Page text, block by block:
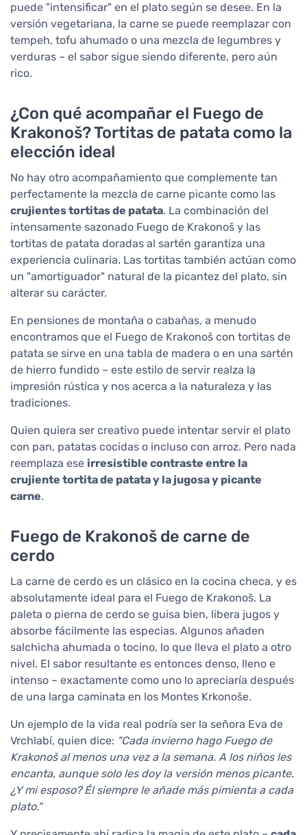
puede "intensificar" en el plato según se desee. En la
versión vegetariana, la carne se puede reemplazar con
tempeh, tofu ahumado o una mezcla de legumbres y
verduras – el sabor sigue siendo diferente, pero aún
rico.
¿Con qué acompañar el Fuego de
Krakonoš? Tortitas de patata como la
elección ideal
No hay otro acompañamiento que complemente tan
perfectamente la mezcla de carne picante como las
crujientes tortitas de patata. La combinación del
intensamente sazonado Fuego de Krakonoš y las
tortitas de patata doradas al sartén garantiza una
experiencia culinaria. Las tortitas también actúan como
un "amortiguador" natural de la picantez del plato, sin
alterar su carácter.
En pensiones de montaña o cabañas, a menudo
encontramos que el Fuego de Krakonoš con tortitas de
patata se sirve en una tabla de madera o en una sartén
de hierro fundido – este estilo de servir realza la
impresión rústica y nos acerca a la naturaleza y las
tradiciones.
Quien quiera ser creativo puede intentar servir el plato
con pan, patatas cocidas o incluso con arroz. Pero nada
reemplaza ese irresistible contraste entre la
crujiente tortita de patata y la jugosa y picante
carne.
Fuego de Krakonoš de carne de
cerdo
La carne de cerdo es un clásico en la cocina checa, y es
absolutamente ideal para el Fuego de Krakonoš. La
paleta o pierna de cerdo se guisa bien, libera jugos y
absorbe fácilmente las especias. Algunos añaden
salchicha ahumada o tocino, lo que lleva el plato a otro
nivel. El sabor resultante es entonces denso, lleno e
intenso – exactamente como uno lo apreciaría después
de una larga caminata en los Montes Krkonoše.
Un ejemplo de la vida real podría ser la señora Eva de
Vrchlabí, quien dice: "Cada invierno hago Fuego de
Krakonoš al menos una vez a la semana. A los niños les
encanta, aunque solo les doy la versión menos picante.
¿Y mi esposo? Él siempre le añade más pimienta a cada
plato."